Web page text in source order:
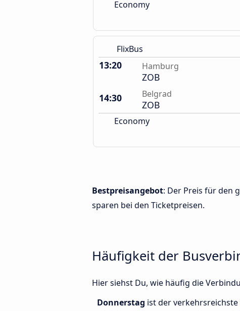
Economy
FlixBus
13:20 Hamburg
ZOB
14:30
Belgrad
ZOB
Economy
Bestpreisangebot: Der Preis für den
sparen bei den Ticketpreisen.
Häufigkeit der
Hier siehst Du, wie häufig die
Donnerstag ist der verkehrsreichste